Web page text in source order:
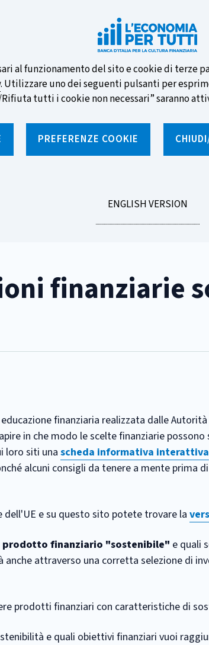
al funzionamento del sito e cookie di terze
. Utilizzare uno dei seguenti pulsanti per
tutti i cookie non necessari” saranno
PREFERENZE COOKIE
GO
ENGLISH VERSION
nuove banconote e vota la tua
finanziarie
finanziaria realizzata dalle
in che modo le scelte finanziarie
loro siti una scheda informativa interattiva
alcuni consigli da tenere a mente prima
e su questo sito potete trovare la
prodotto finanziario "sostenibile" e quali
anche attraverso una corretta selezione di
prodotti finanziari con caratteristiche di
e quali obiettivi finanziari vuoi